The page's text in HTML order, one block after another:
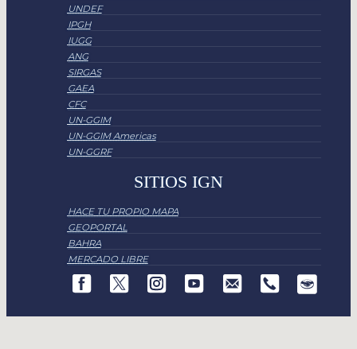
UNDEF
IPGH
IUGG
ANG
SIRGAS
GAEA
CFC
UN-GGIM
UN-GGIM Americas
UN-GGRF
SITIOS IGN
HACE TU PROPIO MAPA
GEOPORTAL
BAHRA
MERCADO LIBRE